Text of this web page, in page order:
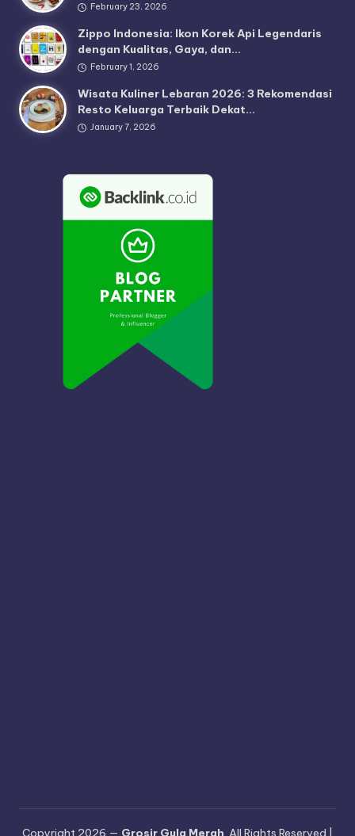
February 23, 2026
Zippo Indonesia: Ikon Korek Api Legendaris
dengan Kualitas, Gaya, dan…
February 1, 2026
Wisata Kuliner Lebaran 2026: 3 Rekomendasi
Resto Keluarga Terbaik Dekat…
January 7, 2026
Copyright 2026 — Grosir Gula Merah . All Rights Reserved |